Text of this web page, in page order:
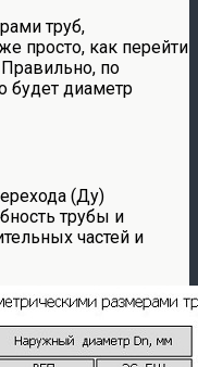
труб,
просто, как перейти
по
будет диаметр
(Ду)
трубы и
частей и